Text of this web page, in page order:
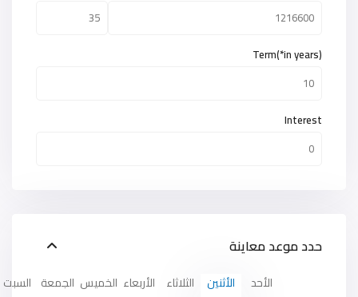
Term(*in years)
Interest
حدد موعد معاينة
الأحد الأثنين الثلاثاء الأربعاء الخميس الجمعة السبت